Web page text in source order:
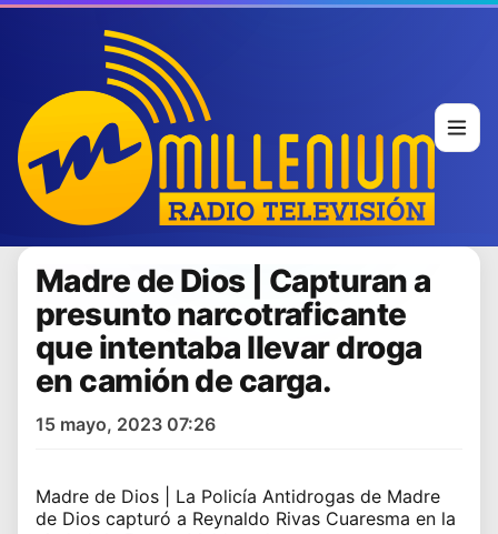
Madre de Dios | Capturan a
presunto narcotraficante
que intentaba llevar droga
en camión de carga.
15 mayo, 2023 07:26
Madre de Dios | La Policía Antidrogas de Madre
de Dios capturó a Reynaldo Rivas Cuaresma en la